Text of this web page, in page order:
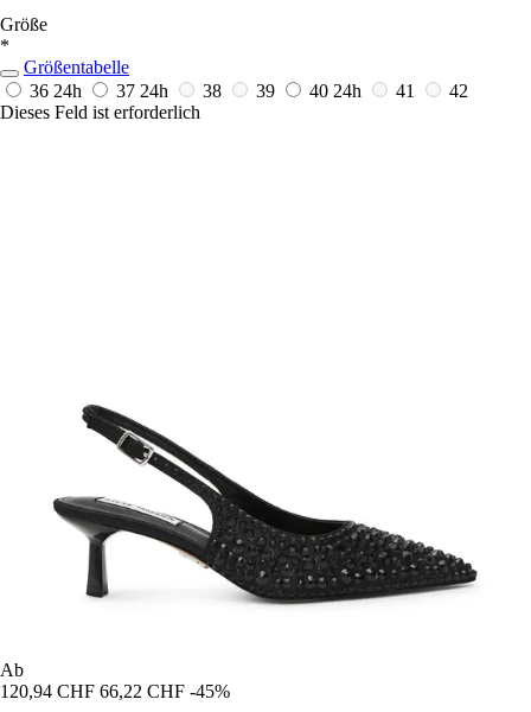
Größe
*
Größentabelle
36 24h 37 24h 38 39 40 24h 41
42
Dieses Feld ist erforderlich
Ab
120,94 CHF 66,22 CHF -45%